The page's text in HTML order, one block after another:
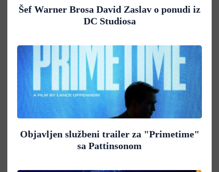
Šef Warner Brosa David Zaslav o ponudi iz
DC Studiosa
Objavljen službeni trailer za "Primetime"
sa Pattinsonom